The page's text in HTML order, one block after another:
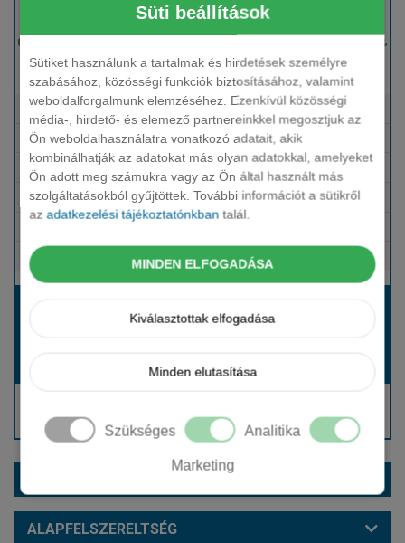
Süti beállítások
Sütiket használunk a tartalmak és hirdetések személyre
szabásához, közösségi funkciók biztosításához, valamint
weboldalforgalmunk elemzéséhez. Ezenkívül közösségi
média-, hirdető- és elemező partnereinkkel megosztjuk az
Ön weboldalhasználatra vonatkozó adatait, akik
kombinálhatják az adatokat más olyan adatokkal, amelyeket
Ön adott meg számukra vagy az Ön által használt más
szolgáltatásokból gyűjtöttek. További információt a sütikről
azadatkezelési tájékoztatónkban talál.
MINDEN ELFOGADÁSA
Kiválasztottak elfogadása
Minden elutasítása
Szükséges Analitika
Marketing
0 %
Fix HUF finanszírozás Tartalmazza
Karbantartás, szerviz
Téli-nyári gumi Tartalmazza
Biztosítások (KGFB, Casco, GAP) Tartalmazza
Gépjármű- és cégautóadó
Tartalmazza
Hívjon bennünket!
Induló bérleti díj:
Kérjen visszahívást!
ALAPFELSZERELTSÉG